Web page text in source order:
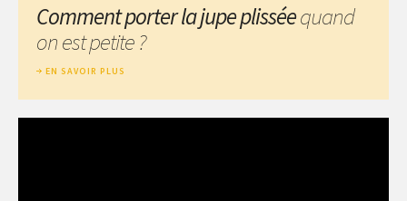
Comment porter la jupe plisséequand
on est petite ?
EN SAVOIR PLUS